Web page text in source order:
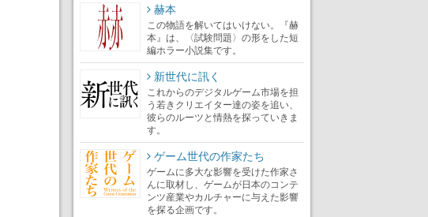
赫本
この物語を解いてはいけない。『赫
本』は、〈試験問題〉の形をした短
編ホラー小説集です。
新世代に訊く
これからのデジタルゲーム市場を担
う若きクリエイター達の姿を追い、
彼らのルーツと情熱を探っていきま
す。
ゲーム世代の作家たち
ゲームに多大な影響を受けた作家さ
んに取材し、ゲームが日本のコンテ
ンツ産業やカルチャーに与えた影響
を探る企画です。